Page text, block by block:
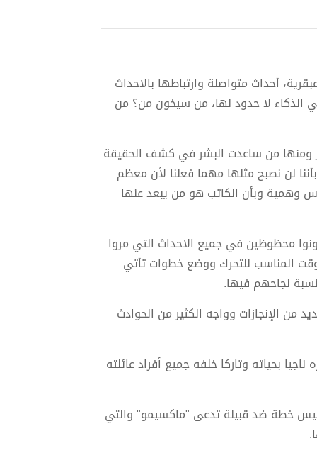
عبقرية، أحداث متواصلة وارتباطها بالاحداث
الذكاء لا حدود لها، من سيخون من؟ من
ومنها من ساعدت البشر في كشف الحقيقة
لن نصبح مثلها مهما فعلنا لأن معظم
وهمية وبأن الكاتب هو من يبعد عنها
محظوظين في جميع الاحداث التي مروا
المناسب للتحرك ووضع خطوات تأتي
نجاحهم فيها.
أحد تلك الشخصيات العبقرية في رواية 9، له العديد من الإنجازات وواجه الكثير من الحوادث
آرثر" غادر القصر الملكي عندما كان في 16 من عمره ناجيا بحياته وتاركا خلفه جميع أفراد عائلته
خطة ضد قبيلة تدعى "ماكسيمو" والتي